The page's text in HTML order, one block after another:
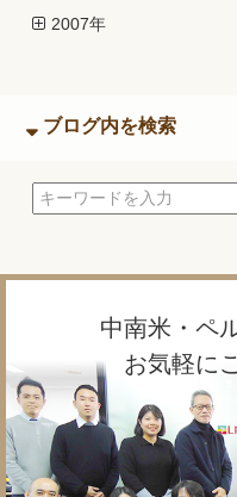
2007年
ブログ内を検索
中南米・ペ
お気軽に